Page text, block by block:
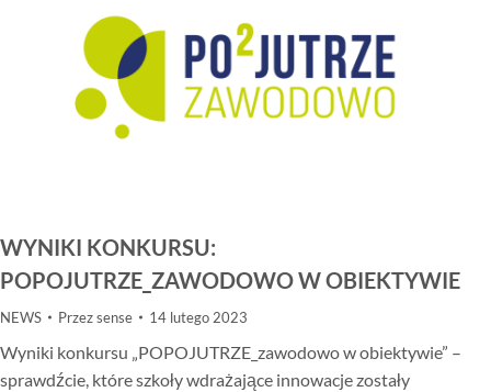
WYNIKI KONKURSU:
POPOJUTRZE_ZAWODOWO W OBIEKTYWIE
NEWS Przezsense 14 lutego 2023
Wyniki konkursu „POPOJUTRZE_zawodowo w obiektywie” –
sprawdźcie, które szkoły wdrażające innowacje zostały